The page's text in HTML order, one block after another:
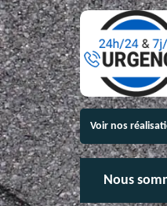
Voir nos
Nous